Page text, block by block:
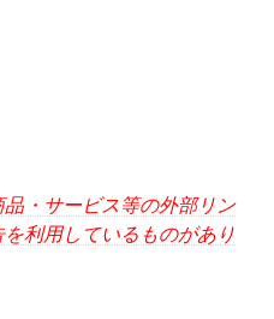
・サービス等の外部リン
利用しているものがあり